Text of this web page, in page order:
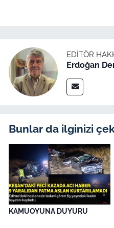
EDITÖR
Erdoğan
Bunlar da ilginizi
KAMUOYUNA DUYURU